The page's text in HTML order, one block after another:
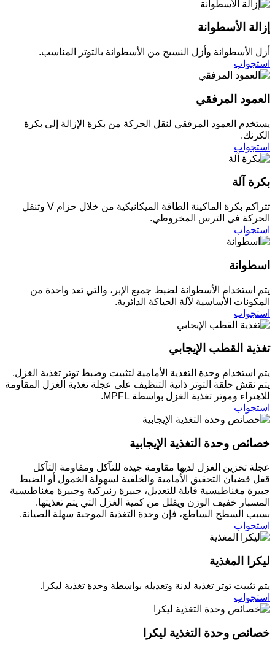
إزالة الأسطوانة
أزل الأسطوانة وأزل النسيج من الأسطوانة بالتوتر المناسب.
استجواب
العمود المرفقي
يستخدم العمود المرفقي لنقل الحركة من بكرة الإزالة إلى بكرة
الكرنك.
استجواب
بكرة آلة
تتراكم بكرة الماكينة الطاقة الميكانيكية من خلال حزام V وتنقل
الحركة في الترس المخروطي.
استجواب
اسطوانة
يتم استخدام الأسطوانة لضبط جميع الإبر، والتي تعد واحدة من
المكونات الأساسية لآلة الحياكة الدائرية.
استجواب
تغذية القطب الإيجابي
يتم استخدام وحدة التغذية الأمامية لتثبيت وضبط توتر تغذية الغزل.
يتم نقش حلقة التوتر ذاتية التنظيف على عجلة تغذية الغزل المقاومة
للاهتراء وموتر تغذية الغزل بواسطة MPFL.
استجواب
خصائص وحدة التغذية الإيجابية
عجلة تخزين الغزل لديها مقاومة جيدة للتآكل ومقاومة التآكل
قفل قضبان التحقيق الأمامية والخلفية لسهولة الخمول أو الضبط
جبيرة مغناطيسية قابلة للتعديل، جبيرة زنبركية وجبيرة مغناطيسية
المسبار خفيف الوزن ويقلل من كمية الغزل التي يتم تغذيتها.
بسبب السطح الساطع، فإن وحدة التغذية الموجبة سهلة الصيانة.
استجواب
ليكرا المغذية
يتم تثبيت توتر تغذية لدنة وتعديله بواسطة وحدة تغذية ليكرا.
استجواب
خصائص وحدة التغذية ليكرا